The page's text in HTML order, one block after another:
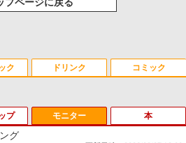
プページに戻る
Soundcore P40i オフホワイト
ク
WAYNE feat. Flo Milli, ATL Jacob
ドリンク
限定】 い・ろ・は・す 2L P
ベルレス ×8本
コミック
ひとりごと 17巻 (デジタル版ビッグガ
コミックス)
プ モニター
グ
本